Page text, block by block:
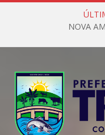
NOVA